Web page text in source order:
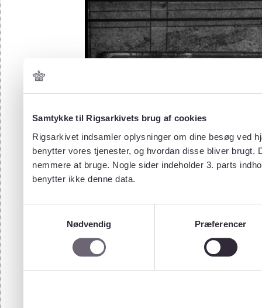
Samtykke til Rigsarkivets brug af cookies
Rigsarkivet indsamler oplysninger om dine besøg ved
benytter vores tjenester, og hvordan disse bliver
nemmere at bruge. Nogle sider indeholder 3. parts
benytter ikke denne data.
Nødvendig
Præferencer